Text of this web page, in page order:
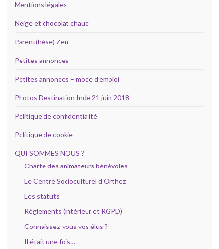
Mentions légales
Neige et chocolat chaud
Parent(hèse) Zen
Petites annonces
Petites annonces – mode d’emploi
Photos Destination Inde 21 juin 2018
Politique de confidentialité
Politique de cookie
QUI SOMMES NOUS ?
Charte des animateurs bénévoles
Le Centre Socioculturel d’Orthez
Les statuts
Règlements (intérieur et RGPD)
Connaissez-vous vos élus ?
Il était une fois…